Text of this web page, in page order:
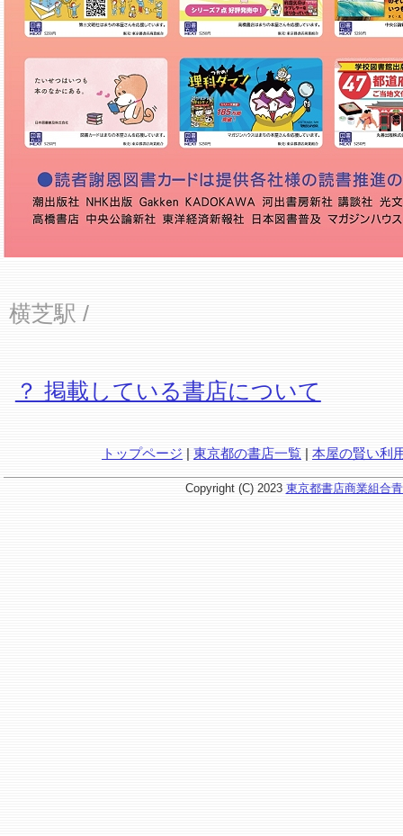
横芝駅 /
？ 掲載している書店について
トップページ | 東京都の書店一覧 | 本屋の賢い利
Copyright (C) 2023 東京都書店商業組合